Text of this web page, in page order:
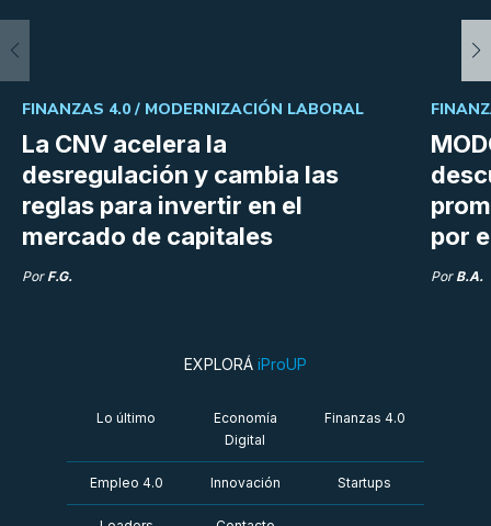
La CNV acelera la
desregulación y cambia las
reglas para invertir en el
mercado de capitales
FINANZAS 4.0 / MODERNIZACIÓN LABORAL
Por F.G.
por
Por B.A.
EXPLORÁ iProUP
Lo último
Economía
Digital
Finanzas 4.0
Empleo 4.0 Innovación Startups